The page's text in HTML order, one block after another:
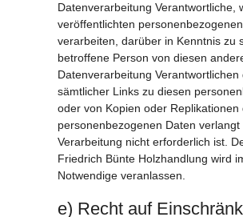
Datenverarbeitung Verantwortliche,
veröffentlichten
verarbeiten, darüber in Kenntnis zu
betroffene Person von diesen
Datenverarbeitung Verantwortlichen
sämtlicher Links zu diesen
oder von Kopien oder Replikationen
personenbezogenen Daten
Verarbeitung nicht erforderlich ist.
Friedrich Bünte Holzhandlung wird
Notwendige veranlassen.
e) Recht auf